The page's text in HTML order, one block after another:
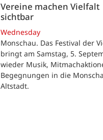
Vereine machen Vielfalt
sichtbar
Wednesday
Monschau. Das Festival der
bringt am Samstag, 5.
wieder Musik,
Begegnungen in die
Altstadt.